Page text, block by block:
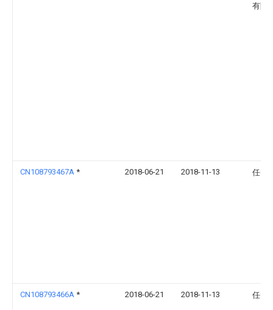
有限
CN108793467A * 2018-06-21 2018-11-13 任智
CN108793466A * 2018-06-21 2018-11-13 任智